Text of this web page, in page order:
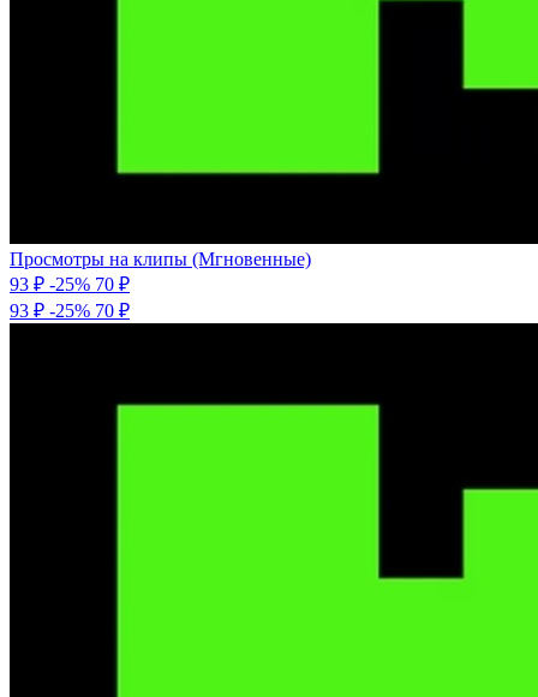
Просмотры на клипы (Мгновенные)
93 ₽ -25% 70 ₽
93 ₽ -25% 70 ₽